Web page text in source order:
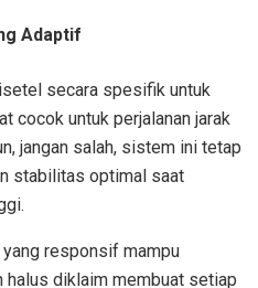
Adaptif
secara spesifik untuk
cocok untuk perjalanan jarak
jangan salah, sistem ini tetap
stabilitas optimal saat
yang responsif mampu
halus diklaim membuat setiap